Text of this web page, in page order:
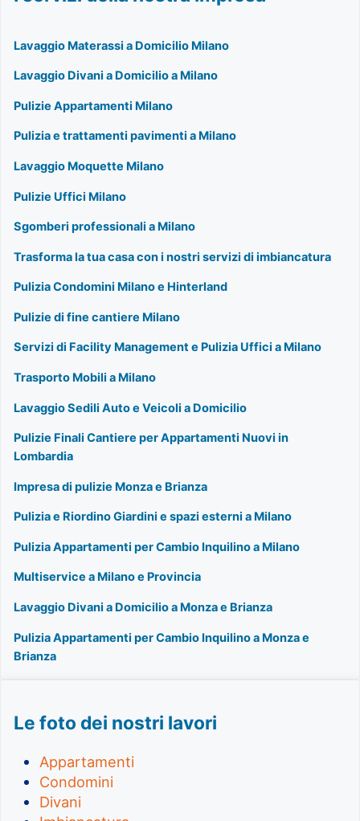
Lavaggio Materassi a Domicilio Milano
Lavaggio Divani a Domicilio a Milano
Pulizie Appartamenti Milano
Pulizia e trattamenti pavimenti a Milano
Lavaggio Moquette Milano
Pulizie Uffici Milano
Sgomberi professionali a Milano
Trasforma la tua casa con i nostri servizi di imbiancatura
Pulizia Condomini Milano e Hinterland
Pulizie di fine cantiere Milano
Servizi di Facility Management e Pulizia Uffici a Milano
Trasporto Mobili a Milano
Lavaggio Sedili Auto e Veicoli a Domicilio
Pulizie Finali Cantiere per Appartamenti Nuovi in
Lombardia
Impresa di pulizie Monza e Brianza
Pulizia e Riordino Giardini e spazi esterni a Milano
Pulizia Appartamenti per Cambio Inquilino a Milano
Multiservice a Milano e Provincia
Lavaggio Divani a Domicilio a Monza e Brianza
Pulizia Appartamenti per Cambio Inquilino a Monza e
Brianza
Le foto dei nostri lavori
Appartamenti
Condomini
Divani